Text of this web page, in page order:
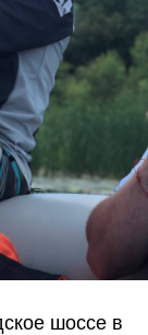
шоссе в